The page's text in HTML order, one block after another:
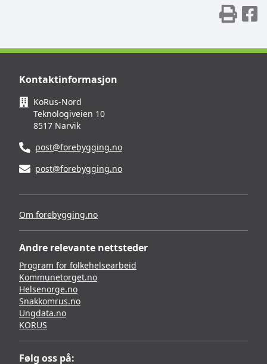
Kontaktinformasjon
KoRus-Nord
Teknologiveien 10
8517 Narvik
post@forebygging.no
post@forebygging.no
Om forebygging.no
Andre relevante nettsteder
Program for folkehelsearbeid
Kommunetorget.no
Helsenorge.no
Snakkomrus.no
Ungdata.no
KORUS
Følg oss på: